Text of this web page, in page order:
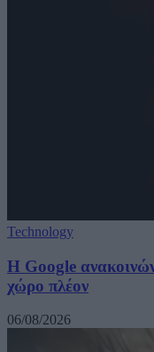
Technology
Η Google
χώρο πλέον
06/08/2026